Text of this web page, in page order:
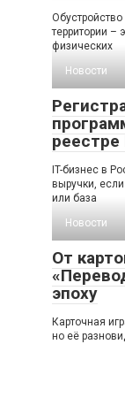
территории –
физических
Новости
IT-бизнес в
выручки,
или база
Новости
От
эпоху
Карточная
но её